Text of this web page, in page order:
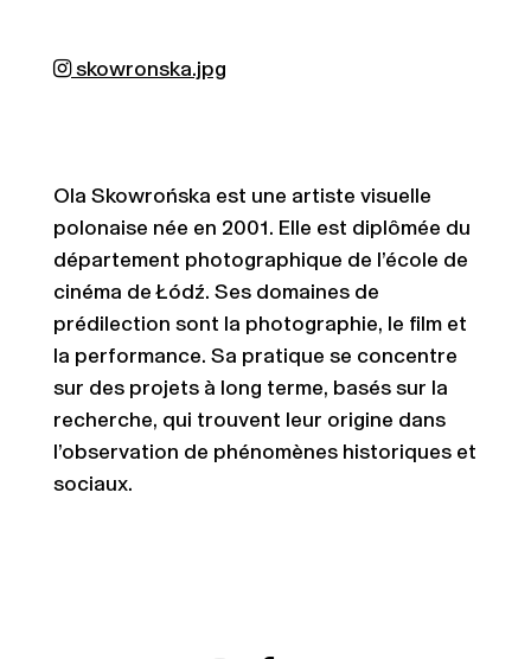
skowronska.jpg
Ola Skowrońska est une artiste visuelle
polonaise née en 2001. Elle est diplômée du
département photographique de l’école de
cinéma de Łódź. Ses domaines de
prédilection sont la photographie, le film et
la performance. Sa pratique se concentre
sur des projets à long terme, basés sur la
recherche, qui trouvent leur origine dans
l’observation de phénomènes historiques et
sociaux.